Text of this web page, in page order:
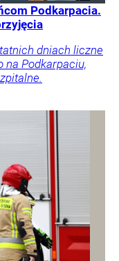
Podkarpacia.
dniach liczne
na Podkarpaciu,